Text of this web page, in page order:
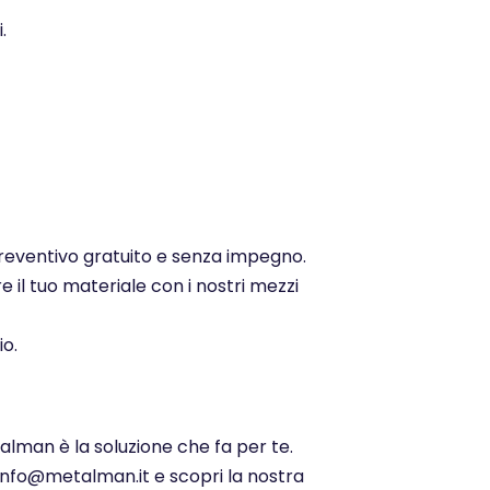
gratuito e senza impegno.
il tuo materiale con i nostri mezzi
è la soluzione che fa per te.
e scopri la nostra